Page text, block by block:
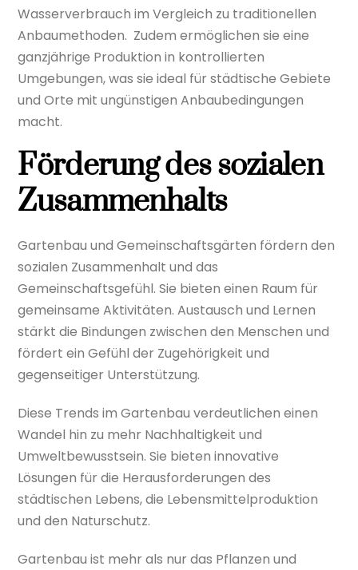
Wasserverbrauch im Vergleich zu traditionellen
Anbaumethoden. Zudem ermöglichen sie eine
ganzjährige Produktion in kontrollierten
Umgebungen, was sie ideal für städtische Gebiete
und Orte mit ungünstigen Anbaubedingungen
macht.
Förderung des sozialen
Zusammenhalts
Gartenbau und Gemeinschaftsgärten fördern den
sozialen Zusammenhalt und das
Gemeinschaftsgefühl. Sie bieten einen Raum für
gemeinsame Aktivitäten. Austausch und Lernen
stärkt die Bindungen zwischen den Menschen und
fördert ein Gefühl der Zugehörigkeit und
gegenseitiger Unterstützung.
Diese Trends im Gartenbau verdeutlichen einen
Wandel hin zu mehr Nachhaltigkeit und
Umweltbewusstsein. Sie bieten innovative
Lösungen für die Herausforderungen des
städtischen Lebens, die Lebensmittelproduktion
und den Naturschutz.
Gartenbau ist mehr als nur das Pflanzen und